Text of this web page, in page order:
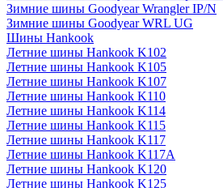
Зимние шины Goodyear Wrangler IP/N
Зимние шины Goodyear WRL UG
Шины Hankook
Летние шины Hankook K102
Летние шины Hankook K105
Летние шины Hankook K107
Летние шины Hankook K110
Летние шины Hankook K114
Летние шины Hankook K115
Летние шины Hankook K117
Летние шины Hankook K117A
Летние шины Hankook K120
Летние шины Hankook K125